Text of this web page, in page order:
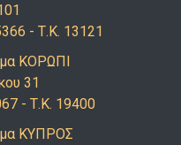
- Τ.Κ. 13121
ΚΟΡΩΠΙ
31
- Τ.Κ. 19400
ΚΥΠΡΟΣ